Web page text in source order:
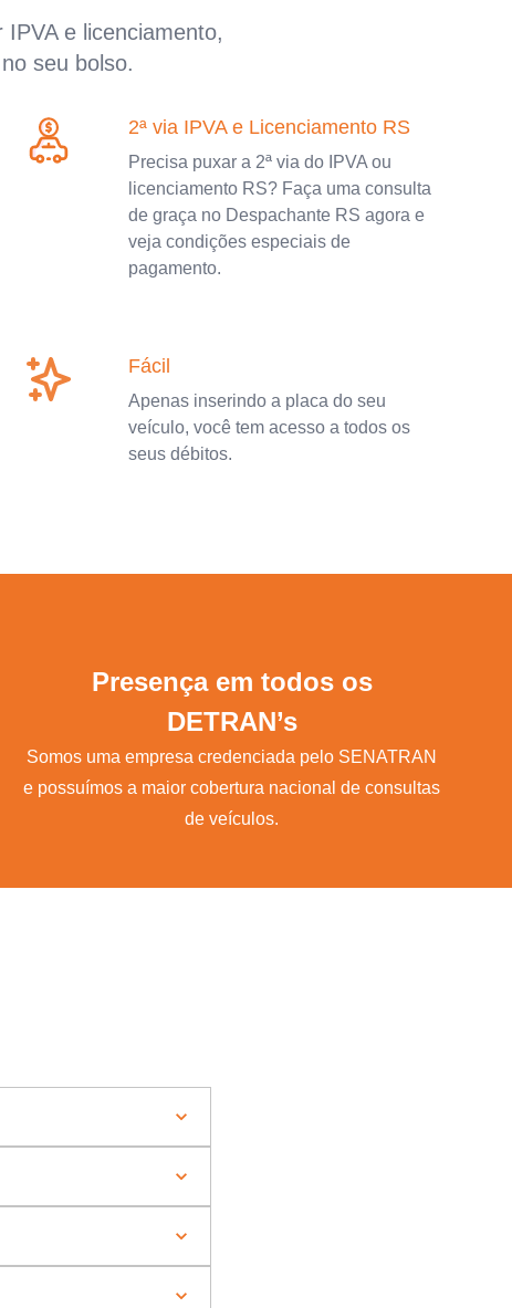
e licenciamento,
seu bolso.
2ª via IPVA e Licenciamento RS
Precisa puxar a 2ª via do IPVA ou
licenciamento RS? Faça uma consulta
de graça no Despachante RS agora e
veja condições especiais de
pagamento.
Fácil
Apenas inserindo a placa do seu
veículo, você tem acesso a todos os
seus débitos.
Presença em todos os
DETRAN’s
Somos uma empresa credenciada pelo SENATRAN
e possuímos a maior cobertura nacional de consultas
de veículos.